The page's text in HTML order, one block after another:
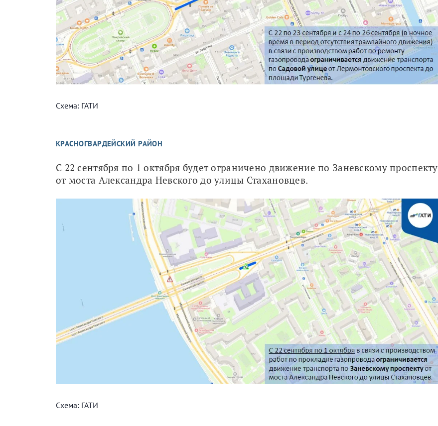
Схема: ГАТИ
КРАСНОГВАРДЕЙСКИЙ РАЙОН
С 22 сентября по 1 октября будет ограничено движение по Заневскому проспекту
от моста Александра Невского до улицы Стахановцев.
Схема: ГАТИ